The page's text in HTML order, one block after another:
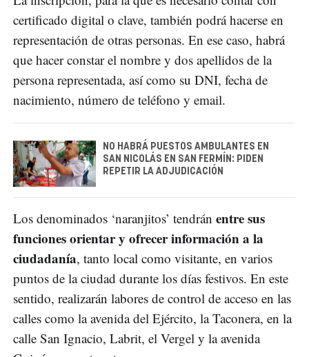
certificado digital o clave, también podrá hacerse en
representación de otras personas. En ese caso, habrá
que hacer constar el nombre y dos apellidos de la
persona representada, así como su DNI, fecha de
nacimiento, número de teléfono y email.
NO HABRÁ PUESTOS AMBULANTES EN
SAN NICOLÁS EN SAN FERMÍN: PIDEN
REPETIR LA ADJUDICACIÓN
Los denominados ‘naranjitos’ tendrán entre sus
funciones orientar y ofrecer información a la
ciudadanía, tanto local como visitante, en varios
puntos de la ciudad durante los días festivos. En este
sentido, realizarán labores de control de acceso en las
calles como la avenida del Ejército, la Taconera, en la
calle San Ignacio, Labrit, el Vergel y la avenida